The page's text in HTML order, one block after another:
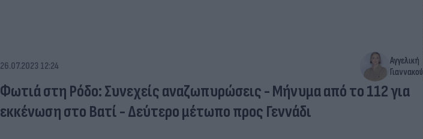
26.07.2023 12:24
Αγγελική
Γιαννακού
Φωτιά στη Ρόδο: Συνεχείς αναζωπυρώσεις - Μήνυμα από το 112 για
εκκένωση στο Βατί - Δεύτερο μέτωπο προς Γεννάδι